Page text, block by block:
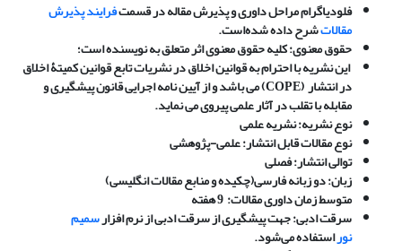
فلودیاگرام مراحل داوری و پذیرش مقاله در قسمتفرایندپذیرش
مقالاتشرح داده شده‌است.
حقوق معنوی:کلیه حقوق معنوی اثر متعلق به نویسنده است؛
این نشریه با احترام به قوانین اخلاق در نشریات تابع قوانین کمیتۀ اخلاق
در انتشار(
COPE
)می باشد و از آیین نامه اجرایی قانون پیشگیری و
مقابله با تقلب در آثار علمی پیروی می نماید.
نوع نشریه:نشریه علمی
نوع مقالات قابل انتشار: علمی-پژوهشی
توالی انتشار:فصلی
زبان:دو زبانه فارسی(چکیده و منابع مقالات انگلیسی)
متوسط زمان داوری مقالات:9 هفته
سرقت ادبی:جهت پیشگیری از سرقت ادبی از نرم افزارسمیم
نوراستفاده می‌شود.